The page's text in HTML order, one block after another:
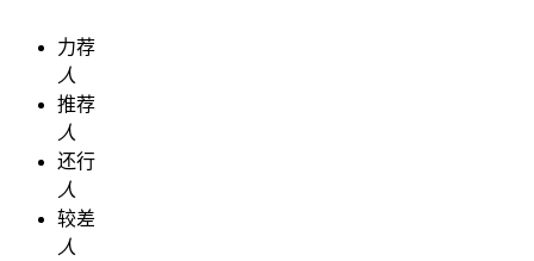
力荐
人
推荐
人
还行
人
较差
人